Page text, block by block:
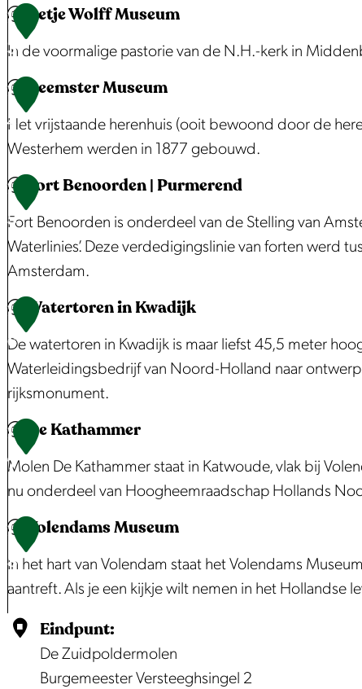
s
t
e
p
n
t
N
o
r
d
-
o
l
a
n
d
n
P
o
l
e
r
c
f
é
D
e
r
e
e
k
v
a
n
D
k
T
r
m
l
t
b
e
r
j
E
e
r
l
j
k
e
n
H
e
e
r
i
j
k
n
m
o
l
n
D
e
a
c
h
t
g
a
a
l
B
i
j
M
e
d
e
s
1
3
Betje Wolff Museum
In de voormalige pastorie van de N.H.-kerk in
B
t
e
W
o
f
f
M
u
s
e
u
m
1
4
Beemster Museum
Het vrijstaande herenhuis (ooit bewoond door de
Westerhem werden in 1877 gebouwd.
B
e
m
s
t
r
M
u
s
e
u
m
1
5
Fort Benoorden | Purmerend
Fort Benoorden is onderdeel van de Stelling van
Waterlinies’. Deze verdedigingslinie van forten werd
Amsterdam.
F
r
t
B
e
n
o
o
r
e
n
1
6
Watertoren in Kwadijk
De watertoren in Kwadijk is maar liefst 45,5 meter
Waterleidingsbedrijf van Noord-Holland naar
rijksmonument.
W
a
t
e
r
o
r
e
1
7
De Kathammer
Molen De Kathammer staat in Katwoude, vlak bij
nu onderdeel van Hoogheemraadschap Hollands
D
K
a
1
8
Volendams Museum
In het hart van Volendam staat het Volendams
aantreft. Als je een kijkje wilt nemen in het Hollandse
V
Eindpunt:
De Zuidpoldermolen
Burgemeester Versteeghsingel 2